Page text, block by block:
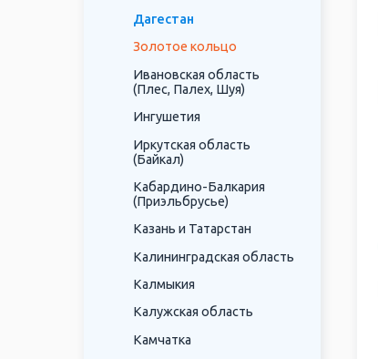
Дагестан
Золотое кольцо
Ивановская область
(Плес, Палех, Шуя)
Ингушетия
Иркутская область
(Байкал)
Кабардино-Балкария
(Приэльбрусье)
Казань и Татарстан
Калининградская область
Калмыкия
Калужская область
Камчатка